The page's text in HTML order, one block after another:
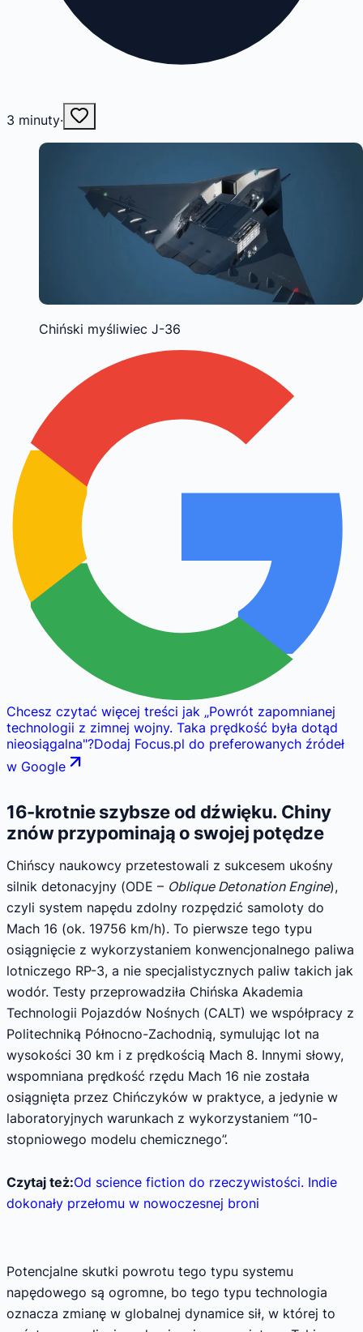
3 minuty·
Chiński myśliwiec J-36
Chcesz czytać więcej treści jak „Powrót zapomnianej
technologii z zimnej wojny. Taka prędkość była dotąd
nieosiągalna"?Dodaj Focus.pl do preferowanych źródeł
w Google
16-krotnie szybsze od dźwięku. Chiny
znów przypominają o swojej potędze
Chińscy naukowcy przetestowali z sukcesem ukośny
silnik detonacyjny (ODE – Oblique Detonation Engine),
czyli system napędu zdolny rozpędzić samoloty do
Mach 16 (ok. 19756 km/h). To pierwsze tego typu
osiągnięcie z wykorzystaniem konwencjonalnego paliwa
lotniczego RP-3, a nie specjalistycznych paliw takich jak
wodór. Testy przeprowadziła Chińska Akademia
Technologii Pojazdów Nośnych (CALT) we współpracy z
Politechniką Północno-Zachodnią, symulując lot na
wysokości 30 km i z prędkością Mach 8. Innymi słowy,
wspomniana prędkość rzędu Mach 16 nie została
osiągnięta przez Chińczyków w praktyce, a jedynie w
laboratoryjnych warunkach z wykorzystaniem “10-
stopniowego modelu chemicznego”.
Czytaj też:Od science fiction do rzeczywistości. Indie
dokonały przełomu w nowoczesnej broni
Potencjalne skutki powrotu tego typu systemu
napędowego są ogromne, bo tego typu technologia
oznacza zmianę w globalnej dynamice sił, w której to